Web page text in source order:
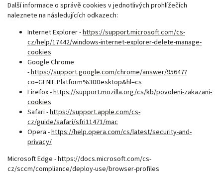
Další informace o správě cookies v jednotlivých prohlížečích
naleznete na následujících odkazech:
Internet Explorer -https://support.microsoft.com/cs-
cz/help/17442/windows-internet-explorer-delete-manage-
cookies
Google Chrome
-https://support.google.com/chrome/answer/95647?
co=GENIE.Platform%3DDesktop&hl=cs
Firefox -https://support.mozilla.org/cs/kb/povoleni-zakazani-
cookies
Safari -https://support.apple.com/cs-
cz/guide/safari/sfri11471/mac
Opera -https://help.opera.com/cs/latest/security-and-
privacy/
Microsoft Edge -https://docs.microsoft.com/cs-
cz/sccm/compliance/deploy-use/browser-profiles